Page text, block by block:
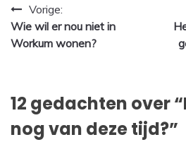
Bericht
navigatie
Vorige:
Wie wil er nou niet in
Workum wonen?
12 gedachten over “
nog van deze tijd?”